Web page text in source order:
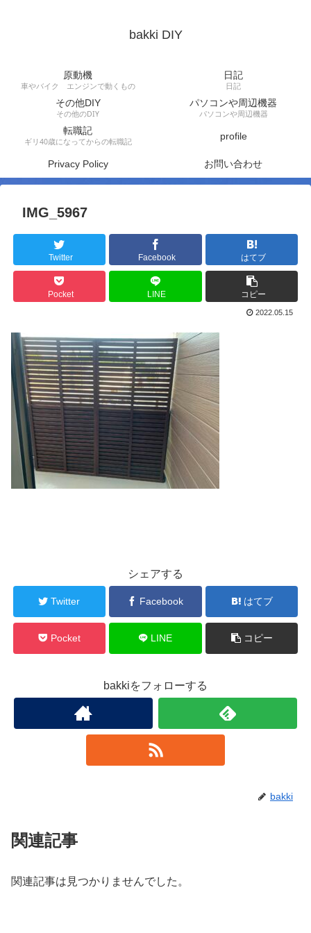
bakki DIY
原動機
車やバイク エンジンで動くもの
日記
日記
その他DIY
その他のDIY
パソコンや周辺機器
パソコンや周辺機器
転職記
ギリ40歳になってからの転職記 profile
Privacy Policy お問い合わせ
IMG_5967
Twitter Facebook はてブ
Pocket LINE コピー
2022.05.15
シェアする
Twitter Facebook はてブ
Pocket LINE コピー
bakkiをフォローする
bakki
関連記事
関連記事は見つかりませんでした。